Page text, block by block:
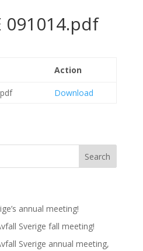
091014.pdf
Action
Download
annual meeting!
Sverige fall meeting!
Sverige annual meeting,